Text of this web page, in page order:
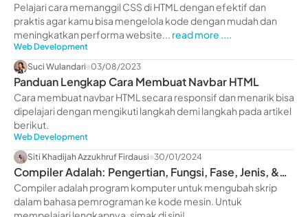
Praktis
Pelajari cara memanggil CSS di HTML dengan efektif dan
praktis agar kamu bisa mengelola kode dengan mudah dan
meningkatkan performa website... read more ....
Web Development
Suci Wulandari 03/08/2023
Panduan Lengkap Cara Membuat Navbar HTML
Cara membuat navbar HTML secara responsif dan menarik bisa
dipelajari dengan mengikuti langkah demi langkah pada artikel
berikut.
Web Development
Siti Khadijah Azzukhruf Firdausi 30/01/2024
Compiler Adalah: Pengertian, Fungsi, Fase, Jenis, &
Contoh
Compiler adalah program komputer untuk mengubah skrip
dalam bahasa pemrograman ke kode mesin. Untuk